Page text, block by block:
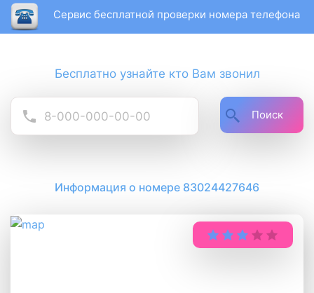
Сервис бесплатной проверки номера телефона
Бесплатно узнайте кто Вам звонил
Поиск
Информация о номере 83024427646